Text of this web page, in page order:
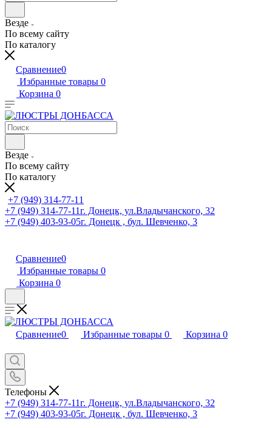
Везде
По всему сайту
По каталогу
Сравнение0
Избранные товары 0
Корзина 0
Везде
По всему сайту
По каталогу
+7 (949) 314-77-11
+7 (949) 314-77-11г. Донецк, ул.Владычанского, 32
+7 (949) 403-93-05г. Донецк , бул. Шевченко, 3
Сравнение0
Избранные товары 0
Корзина 0
Сравнение0 Избранные товары 0 Корзина 0
Телефоны
+7 (949) 314-77-11г. Донецк, ул.Владычанского, 32
+7 (949) 403-93-05г. Донецк , бул. Шевченко, 3